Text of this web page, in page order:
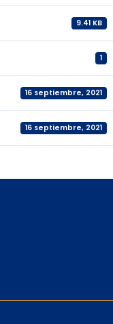
9.41 KB
1
16 septiembre, 2021
16 septiembre, 2021